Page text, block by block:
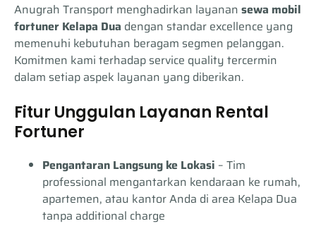
Anugrah Transport menghadirkan layanan sewa mobil
fortuner Kelapa Dua dengan standar excellence yang
memenuhi kebutuhan beragam segmen pelanggan.
Komitmen kami terhadap service quality tercermin
dalam setiap aspek layanan yang diberikan.
Fitur Unggulan Layanan Rental
Fortuner
Pengantaran Langsung ke Lokasi – Tim
professional mengantarkan kendaraan ke rumah,
apartemen, atau kantor Anda di area Kelapa Dua
tanpa additional charge